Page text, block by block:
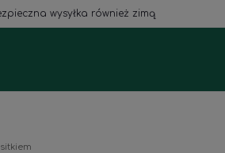
wysyłka również zimą